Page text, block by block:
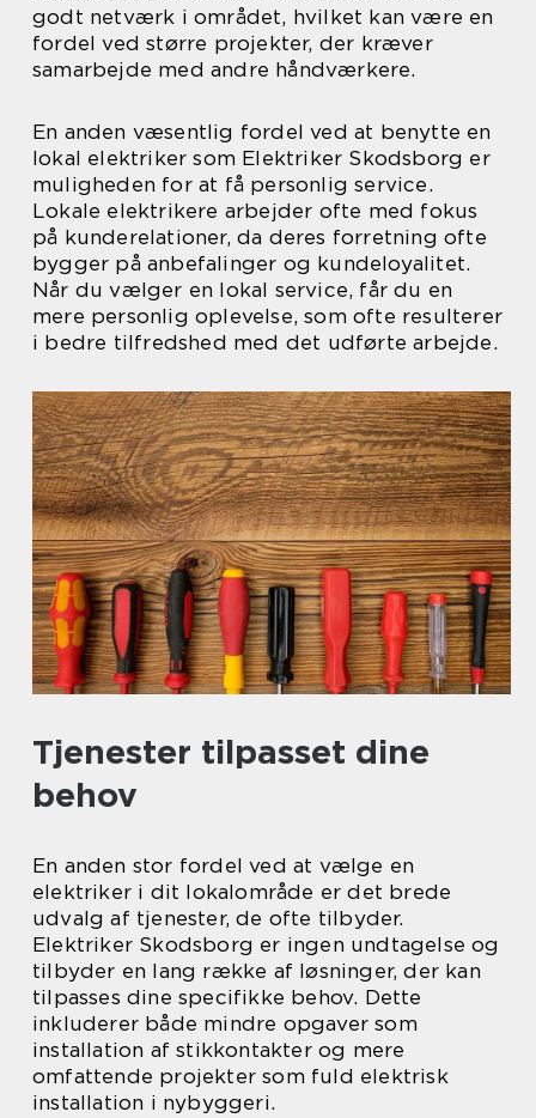
godt netværk i området, hvilket kan være en
fordel ved større projekter, der kræver
samarbejde med andre håndværkere.
En anden væsentlig fordel ved at benytte en
lokal elektriker som Elektriker Skodsborg er
muligheden for at få personlig service.
Lokale elektrikere arbejder ofte med fokus
på kunderelationer, da deres forretning ofte
bygger på anbefalinger og kundeloyalitet.
Når du vælger en lokal service, får du en
mere personlig oplevelse, som ofte resulterer
i bedre tilfredshed med det udførte arbejde.
Tjenester tilpasset dine
behov
En anden stor fordel ved at vælge en
elektriker i dit lokalområde er det brede
udvalg af tjenester, de ofte tilbyder.
Elektriker Skodsborg er ingen undtagelse og
tilbyder en lang række af løsninger, der kan
tilpasses dine specifikke behov. Dette
inkluderer både mindre opgaver som
installation af stikkontakter og mere
omfattende projekter som fuld elektrisk
installation i nybyggeri.